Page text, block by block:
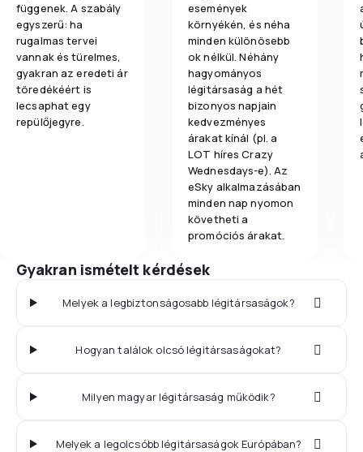
függenek. A szabály
egyszerű: ha
rugalmas tervei
vannak és türelmes,
gyakran az eredeti ár
töredékéért is
lecsaphat egy
repülőjegyre.
események
környékén, és néha
minden különösebb
ok nélkül. Néhány
hagyományos
légitársaság a hét
bizonyos napjain
kedvezményes
árakat kínál (pl. a
LOT híres Crazy
Wednesdays-e). Az
eSky alkalmazásában
minden nap nyomon
követheti a
promóciós árakat.
Gyakran ismételt kérdések
Melyek a legbiztonságosabb légitársaságok?
Hogyan találok olcsó légitársaságokat?
Milyen magyar légitársaság működik?
Melyek a legolcsóbb légitársaságok Európában?